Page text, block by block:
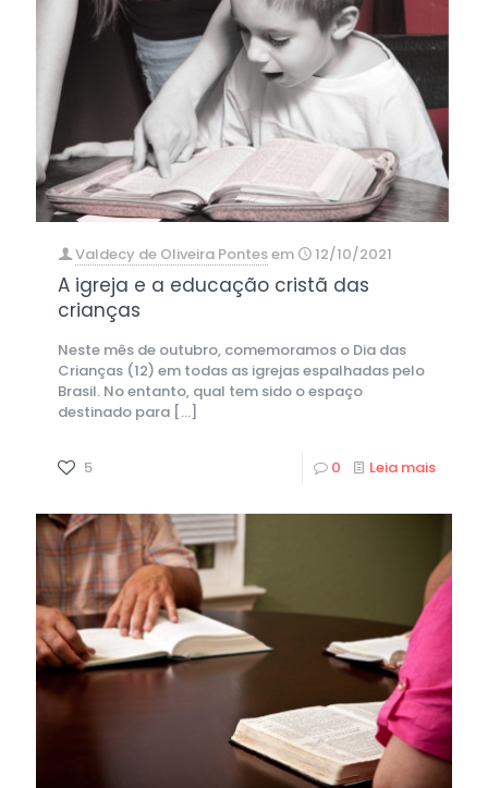
Valdecy de Oliveira Pontesem 12/10/2021
A igreja e a educação cristã das
crianças
Neste mês de outubro, comemoramos o Dia das
Crianças (12) em todas as igrejas espalhadas pelo
Brasil. No entanto, qual tem sido o espaço
destinado para […]
5 0 Leia mais